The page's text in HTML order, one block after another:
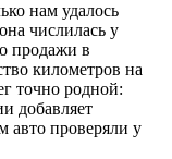
нам удалось
числилась у
продажи в
километров на
точно родной:
добавляет
проверяли у